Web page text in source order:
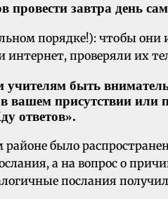
провести завтра день
порядке!): чтобы
проверяли их
быть
вашем присутствии
ответов».
было
а на вопрос о
послания